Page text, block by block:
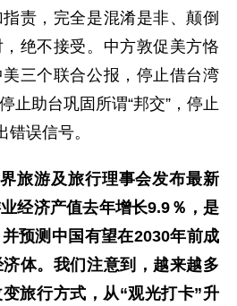
责，完全是混淆是非、颠倒
绝不接受。中方敦促美方恪
三个联合公报，停止借台湾
止助台巩固所谓“邦交”，停止
错误信号。
旅游及旅行理事会发布最新
经济产值去年增长9.9％，是
预测中国有望在2030年前成
体。我们注意到，越来越多
旅行方式，从“观光打卡”升